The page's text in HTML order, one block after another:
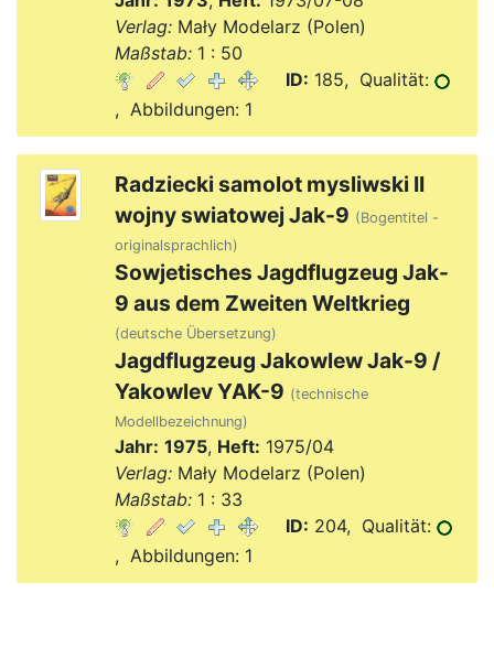
Verlag:Mały Modelarz (Polen)
Maßstab:1 : 50
ID: 185, Qualität:
, Abbildungen: 1
Radziecki samolot mysliwski II
wojny swiatowej Jak-9 (Bogentitel -
originalsprachlich)
Sowjetisches Jagdflugzeug Jak-
9 aus dem Zweiten Weltkrieg
(deutsche Übersetzung)
Jagdflugzeug Jakowlew Jak-9 /
Yakowlev YAK-9 (technische
Modellbezeichnung)
Jahr: 1975, Heft: 1975/04
Verlag:Mały Modelarz (Polen)
Maßstab:1 : 33
ID: 204, Qualität:
, Abbildungen: 1